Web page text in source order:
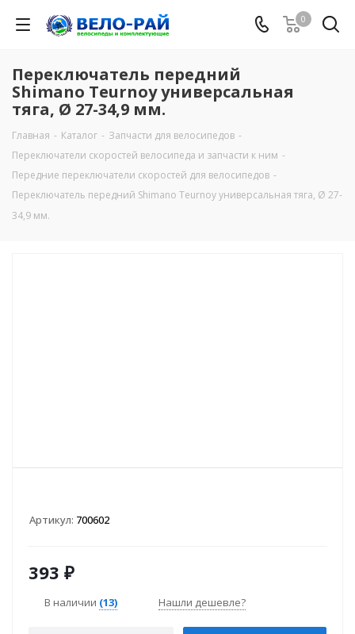
0
Переключатель передний
Shimano Teurnoy универсальная
тяга, Ø 27-34,9 мм.
Главная - Каталог - Запчасти для велосипедов -
Переключатели скоростей велосипеда и запчасти к ним -
Передние переключатели скоростей для велосипедов -
Переключатель передний Shimano Teurnoy универсальная тяга, Ø 27-
34,9 мм.
Артикул: 700602
393 ₽
В наличии (13) Нашли дешевле?